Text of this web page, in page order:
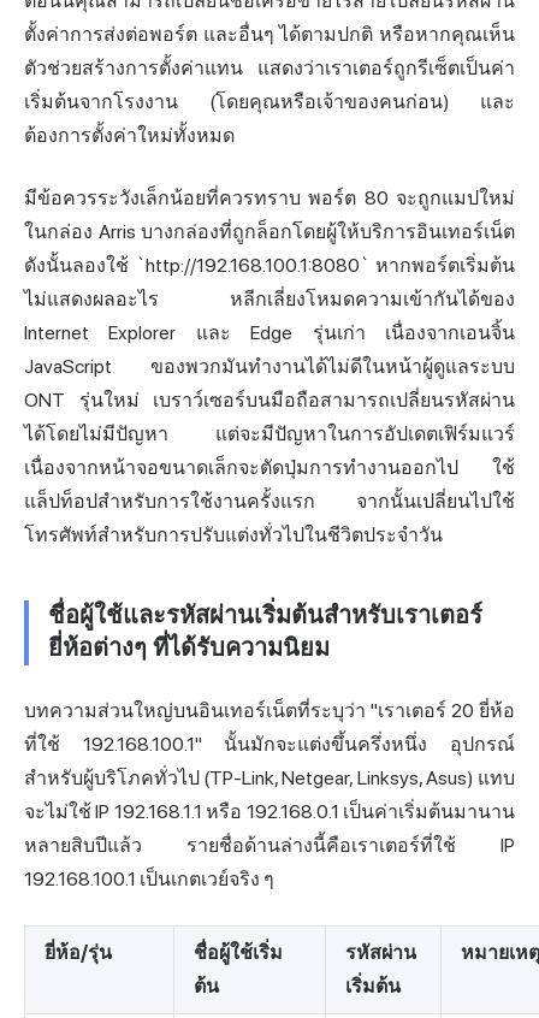
ตั้งค่าการส่งต่อพอร์ต และอื่นๆ ได้ตามปกติ หรือหากคุณเห็น
ตัวช่วยสร้างการตั้งค่าแทน แสดงว่าเราเตอร์ถูกรีเซ็ตเป็นค่า
เริ่มต้นจากโรงงาน (โดยคุณหรือเจ้าของคนก่อน) และ
ต้องการตั้งค่าใหม่ทั้งหมด
มีข้อควรระวังเล็กน้อยที่ควรทราบ พอร์ต 80 จะถูกแมปใหม่
ในกล่อง Arris บางกล่องที่ถูกล็อกโดยผู้ให้บริการอินเทอร์เน็ต
ดังนั้นลองใช้ `http://192.168.100.1:8080` หากพอร์ตเริ่มต้น
ไม่แสดงผลอะไร หลีกเลี่ยงโหมดความเข้ากันได้ของ
Internet Explorer และ Edge รุ่นเก่า เนื่องจากเอนจิ้น
JavaScript ของพวกมันทำงานได้ไม่ดีในหน้าผู้ดูแลระบบ
ONT รุ่นใหม่ เบราว์เซอร์บนมือถือสามารถเปลี่ยนรหัสผ่าน
ได้โดยไม่มีปัญหา แต่จะมีปัญหาในการอัปเดตเฟิร์มแวร์
เนื่องจากหน้าจอขนาดเล็กจะตัดปุ่มการทำงานออกไป ใช้
แล็ปท็อปสำหรับการใช้งานครั้งแรก จากนั้นเปลี่ยนไปใช้
โทรศัพท์สำหรับการปรับแต่งทั่วไปในชีวิตประจำวัน
ชื่อผู้ใช้และรหัสผ่านเริ่มต้นสำหรับเราเตอร์
ยี่ห้อต่างๆ ที่ได้รับความนิยม
บทความส่วนใหญ่บนอินเทอร์เน็ตที่ระบุว่า "เราเตอร์ 20 ยี่ห้อ
ที่ใช้ 192.168.100.1" นั้นมักจะแต่งขึ้นครึ่งหนึ่ง อุปกรณ์
สำหรับผู้บริโภคทั่วไป (TP-Link, Netgear, Linksys, Asus) แทบ
จะไม่ใช้ IP 192.168.1.1 หรือ 192.168.0.1 เป็นค่าเริ่มต้นมานาน
หลายสิบปีแล้ว รายชื่อด้านล่างนี้คือเราเตอร์ที่ใช้ IP
192.168.100.1 เป็นเกตเวย์จริง ๆ
ยี่ห้อ/รุ่น
ชื่อผู้ใช้เริ่ม
ต้น
รหัสผ่าน
เริ่มต้น
หมายเหตุ